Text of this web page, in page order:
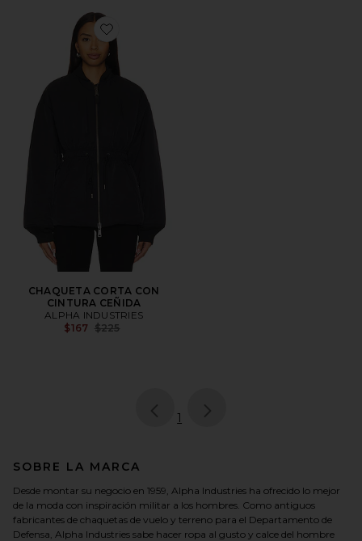
Favorite CHAQUETA CORTA CON CINTURA CEÑIDA
CHAQUETA CORTA CON
CINTURA CEÑIDA
ALPHA INDUSTRIES
$167 Previous price:
$225
page
1
SOBRE LA MARCA
Desde montar su negocio en 1959, Alpha Industries ha ofrecido lo mejor
de la moda con inspiración militar a los hombres. Como antiguos
fabricantes de chaquetas de vuelo y terreno para el Departamento de
Defensa, Alpha Industries sabe hacer ropa al gusto y calce del hombre